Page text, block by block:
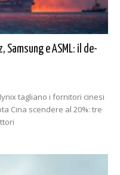
e ASML: il de-
tagliano i fornitori cinesi
Cina scendere al 20%: tre